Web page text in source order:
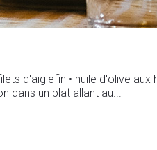
d'aiglefin • huile d'olive aux
dans un plat allant au...